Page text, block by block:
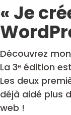
« Je
Découvrez mon
La 3ᵉ édition
Les deux
déjà aidé plus
web !